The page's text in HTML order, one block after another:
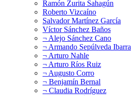
Ramón Zurita Sahagún
Roberto Vizcaíno
Salvador Martínez García
Víctor Sánchez Baños
¬ Alejo Sánchez Cano
¬ Armando Sepúlveda Ibarra
¬ Arturo Nahle
¬ Arturo Ríos Ruiz
¬ Augusto Corro
¬ Benjamín Bernal
¬ Claudia Rodríguez